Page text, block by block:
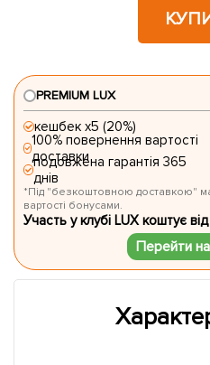
PREMIUM LUX
кешбек х5 (20%)
100% повернення вартості
доставки
подовжена гарантія 365
днів
*Під "безкоштовною доставкою"
вартості бонусами.
Участь у клубі LUX коштує
Перейти